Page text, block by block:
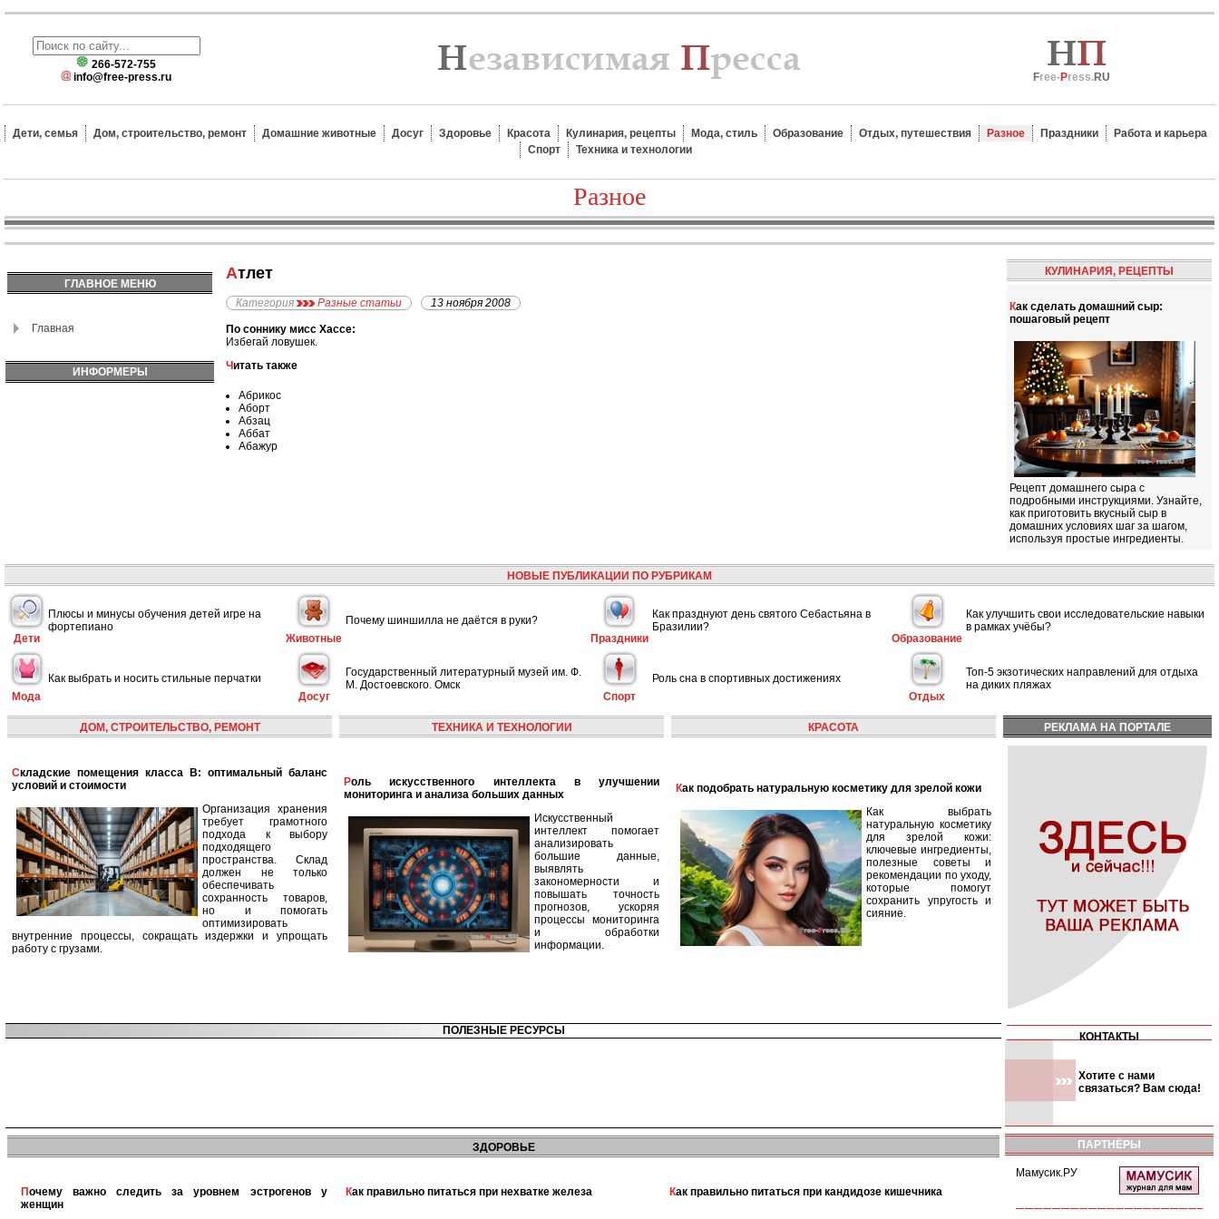
266-572-755
info@free-press.ru
Free-Press.RU
Дети, семья Дом, строительство, ремонт Домашние животные Досуг Здоровье Красота Кулинария, рецепты Мода, стиль Образование Отдых, путешествия Разное Праздники
Работа и карьера
Спорт
Техника и технологии
Разное
ГЛАВНОЕ МЕНЮ
Главная
ИНФОРМЕРЫ
Атлет
Категория Разные статьи 13 ноября 2008
По соннику мисс Хассе:
Избегай ловушек.
Читать также
Абрикос
Аборт
Абзац
Аббат
Абажур
КУЛИНАРИЯ, РЕЦЕПТЫ
Как сделать домашний сыр:
пошаговый рецепт
Рецепт домашнего сыра с
подробными инструкциями. Узнайте,
как приготовить вкусный сыр в
домашних условиях шаг за шагом,
используя простые ингредиенты.
НОВЫЕ ПУБЛИКАЦИИ ПО РУБРИКАМ
Дети
Плюсы и минусы обучения детей игре на
фортепиано
Животные
Почему шиншилла не даётся в руки?
Праздники
Как празднуют день святого Себастьяна в
Бразилии?
Образование
Как улучшить свои исследовательские навыки
в рамках учёбы?
Мода
Как выбрать и носить стильные перчатки
Досуг
Государственный литературный музей им. Ф.
М. Достоевского. Омск
Спорт
Роль сна в спортивных достижениях
Отдых
Топ-5 экзотических направлений для отдыха
на диких пляжах
ДОМ, СТРОИТЕЛЬСТВО, РЕМОНТ
Складские помещения класса B: оптимальный баланс
условий и стоимости
Организация хранения
требует грамотного
подхода к выбору
подходящего
пространства. Склад
должен не только
обеспечивать
сохранность товаров,
но и помогать
оптимизировать
внутренние процессы, сокращать издержки и упрощать
работу с грузами.
ТЕХНИКА И ТЕХНОЛОГИИ
Роль искусственного интеллекта в улучшении
мониторинга и анализа больших данных
Искусственный
интеллект помогает
анализировать
большие данные,
выявлять
закономерности и
повышать точность
прогнозов, ускоряя
процессы мониторинга
и обработки
информации.
КРАСОТА
Как подобрать натуральную косметику для зрелой кожи
Как выбрать
натуральную косметику
для зрелой кожи:
ключевые ингредиенты,
полезные советы и
рекомендации по уходу,
которые помогут
сохранить упругость и
сияние.
РЕКЛАМА НА ПОРТАЛЕ
ПОЛЕЗНЫЕ РЕСУРСЫ КОНТАКТЫ
Хотите с нами
связаться? Вам сюда!
ЗДОРОВЬЕ
Почему важно следить за уровнем эстрогенов у
женщин
Как правильно питаться при нехватке железа Как правильно питаться при кандидозе кишечника
ПАРТНЁРЫ
Мамусик.РУ